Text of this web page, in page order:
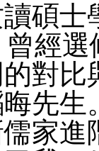
碩士
曾經
對比
先生
家進